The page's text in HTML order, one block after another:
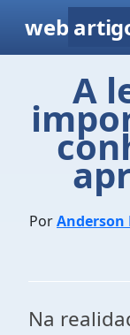
web
A
PorAnderson
Na